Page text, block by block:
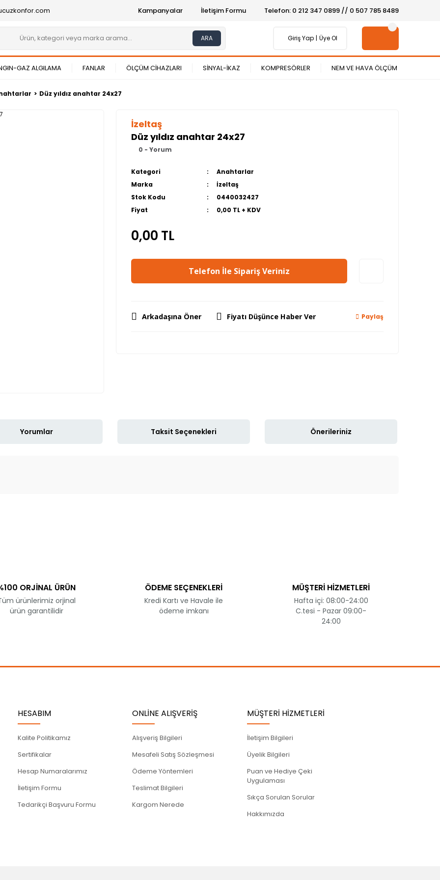
Kampanyalar İletişim Formu Telefon: 0 212 347 0899 // 0 507 785 8489
ARA Giriş Yap Üye Ol
GAZ ALGILAMA FANLAR ÖLÇÜM CİHAZLARI SİNYAL-İKAZ KOMPRESÖRLER NEM VE HAVA ÖLÇÜM
Düz yıldız anahtar 24x27
İzeltaş
Düz yıldız anahtar 24x27
0 - Yorum
Kategori
Anahtarlar
Marka
İzeltaş
Stok Kodu
0440032427
Fiyat
0,00 TL + KDV
0,00 TL
Telefon İle Sipariş Veriniz
Arkadaşına Öner Fiyatı Düşünce Haber Ver Paylaş
Yorumlar Taksit Seçenekleri Önerileriniz
Gönder
ORJİNAL ÜRÜN
ürünlerimiz orjinal
ürün garantilidir
ÖDEME SEÇENEKLERİ
Kredi Kartı ve Havale ile
ödeme imkanı
MÜŞTERİ HİZMETLERİ
Hafta içi: 08:00-24:00
C.tesi - Pazar 09:00-
24:00
HESABIM
Kalite Politikamız
Sertifikalar
Hesap Numaralarımız
İletişim Formu
Tedarikçi Başvuru Formu
ONLİNE ALIŞVERİŞ
Alışveriş Bilgileri
Mesafeli Satış Sözleşmesi
Ödeme Yöntemleri
Teslimat Bilgileri
Kargom Nerede
MÜŞTERİ HİZMETLERİ
İletişim Bilgileri
Üyelik Bilgileri
Puan ve Hediye Çeki
Uygulaması
Sıkça Sorulan Sorular
Hakkımızda